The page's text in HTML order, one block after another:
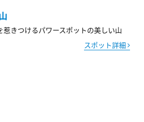
惹きつけるパワースポットの美しい山
スポット詳細